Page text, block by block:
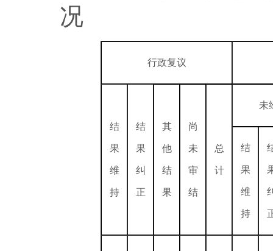
况
行政复议
结
果
维
持
结
果
纠
正
其
他
结
果
尚
未
审
结
总
计
未
结
果
维
持